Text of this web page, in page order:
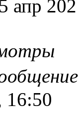
апр
16:50